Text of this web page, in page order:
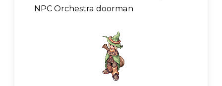
NPC Orchestra doorman